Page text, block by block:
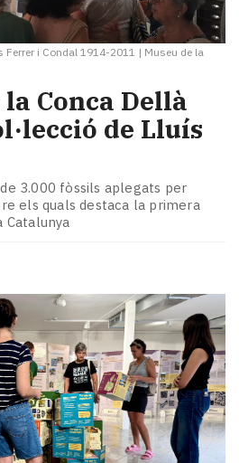
Ferrer i Condal 1914-2011 | Museu de la
Conca Dellà
de Lluís
3.000 fòssils aplegats per
els quals destaca la primera